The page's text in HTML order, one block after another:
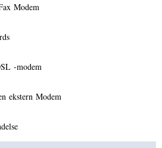
Modem
-modem
ekstern Modem